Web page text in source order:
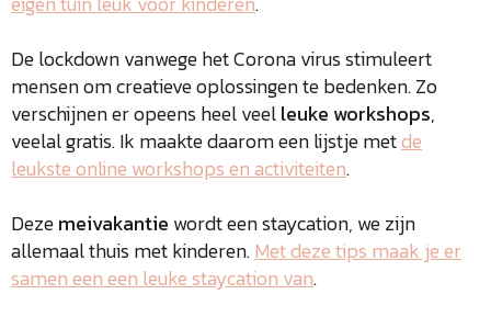
De lockdown vanwege het Corona virus stimuleert
mensen om creatieve oplossingen te bedenken. Zo
verschijnen er opeens heel veelleuke workshops,
veelal gratis. Ik maakte daarom een lijstje metde
leukste online workshops en activiteiten.
Dezemeivakantie wordt een staycation, we zijn
allemaal thuis met kinderen.Met deze tips maak je er
samen een een leuke staycation van.